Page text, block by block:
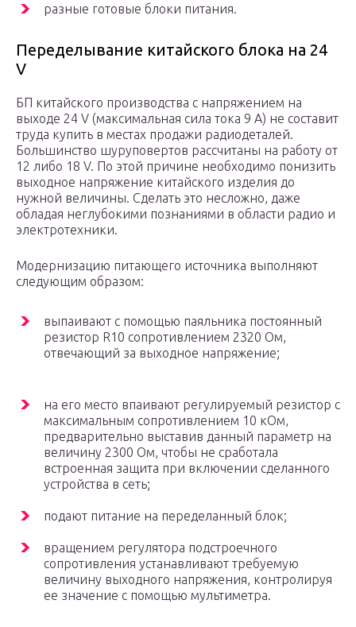
разные готовые блоки питания.
Переделывание китайского блока на 24
V
БП китайского производства с напряжением на
выходе 24 V (максимальная сила тока 9 А) не составит
труда купить в местах продажи радиодеталей.
Большинство шуруповертов рассчитаны на работу от
12 либо 18 V. По этой причине необходимо понизить
выходное напряжение китайского изделия до
нужной величины. Сделать это несложно, даже
обладая неглубокими познаниями в области радио и
электротехники.
Модернизацию питающего источника выполняют
следующим образом:
выпаивают с помощью паяльника постоянный
резистор R10 сопротивлением 2320 Ом,
отвечающий за выходное напряжение;
на его место впаивают регулируемый резистор с
максимальным сопротивлением 10 кОм,
предварительно выставив данный параметр на
величину 2300 Ом, чтобы не сработала
встроенная защита при включении сделанного
устройства в сеть;
подают питание на переделанный блок;
вращением регулятора подстроечного
сопротивления устанавливают требуемую
величину выходного напряжения, контролируя
ее значение с помощью мультиметра.